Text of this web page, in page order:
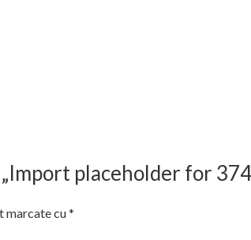
placeholder for
marcate cu*